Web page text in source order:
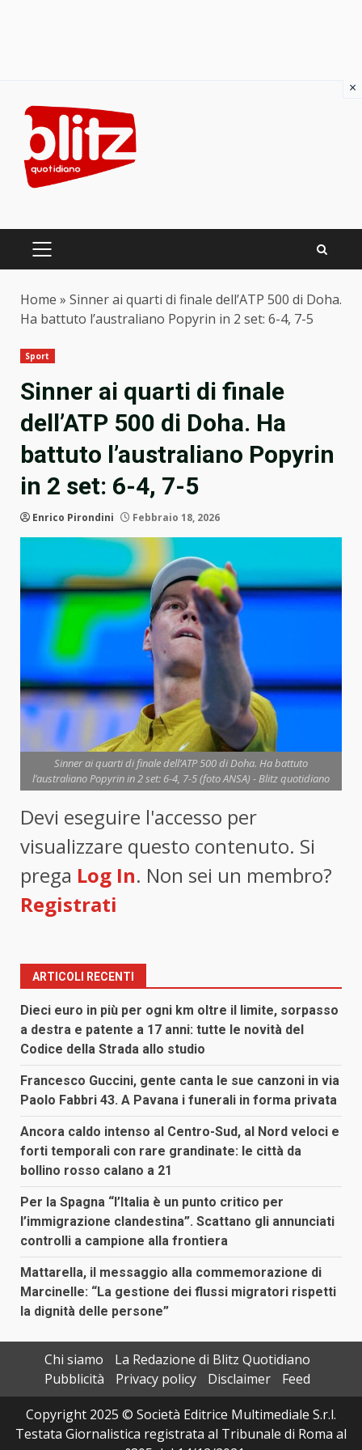
content
PRIMARY
Home » Sinner ai quarti di finale dell’ATP 500 di Doha.
Ha battuto l’australiano Popyrin in 2 set: 6-4, 7-5
Sport
Sinner ai quarti di finale
dell’ATP 500 di Doha. Ha
battuto l’australiano Popyrin
in 2 set: 6-4, 7-5
Enrico Pirondini Febbraio 18, 2026
Sinner ai quarti di finale dell’ATP 500 di Doha. Ha battuto
l’australiano Popyrin in 2 set: 6-4, 7-5 (foto ANSA) - Blitz quotidiano
Devi eseguire l'accesso per
visualizzare questo contenuto. Si
prega Log In. Non sei un membro?
Registrati
ARTICOLI RECENTI
Dieci euro in più per ogni km oltre il limite, sorpasso
a destra e patente a 17 anni: tutte le novità del
Codice della Strada allo studio
Francesco Guccini, gente canta le sue canzoni in via
Paolo Fabbri 43. A Pavana i funerali in forma privata
Ancora caldo intenso al Centro-Sud, al Nord veloci e
forti temporali con rare grandinate: le città da
bollino rosso calano a 21
Per la Spagna “l’Italia è un punto critico per
l’immigrazione clandestina”. Scattano gli annunciati
controlli a campione alla frontiera
Mattarella, il messaggio alla commemorazione di
Marcinelle: “La gestione dei flussi migratori rispetti
la dignità delle persone”
Chi siamo
La Redazione di Blitz Quotidiano
Pubblicità
Privacy policy Disclaimer
Feed
Copyright 2025 © Società Editrice Multimediale S.r.l.
Testata Giornalistica registrata al Tribunale di Roma al
×